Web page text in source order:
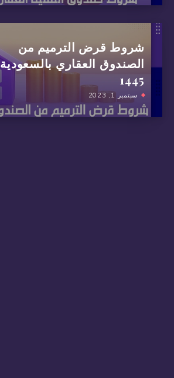
شروط قرض الترميم من
الصندوق العقاري بالسعودية
1445
سبتمبر 1, 2023